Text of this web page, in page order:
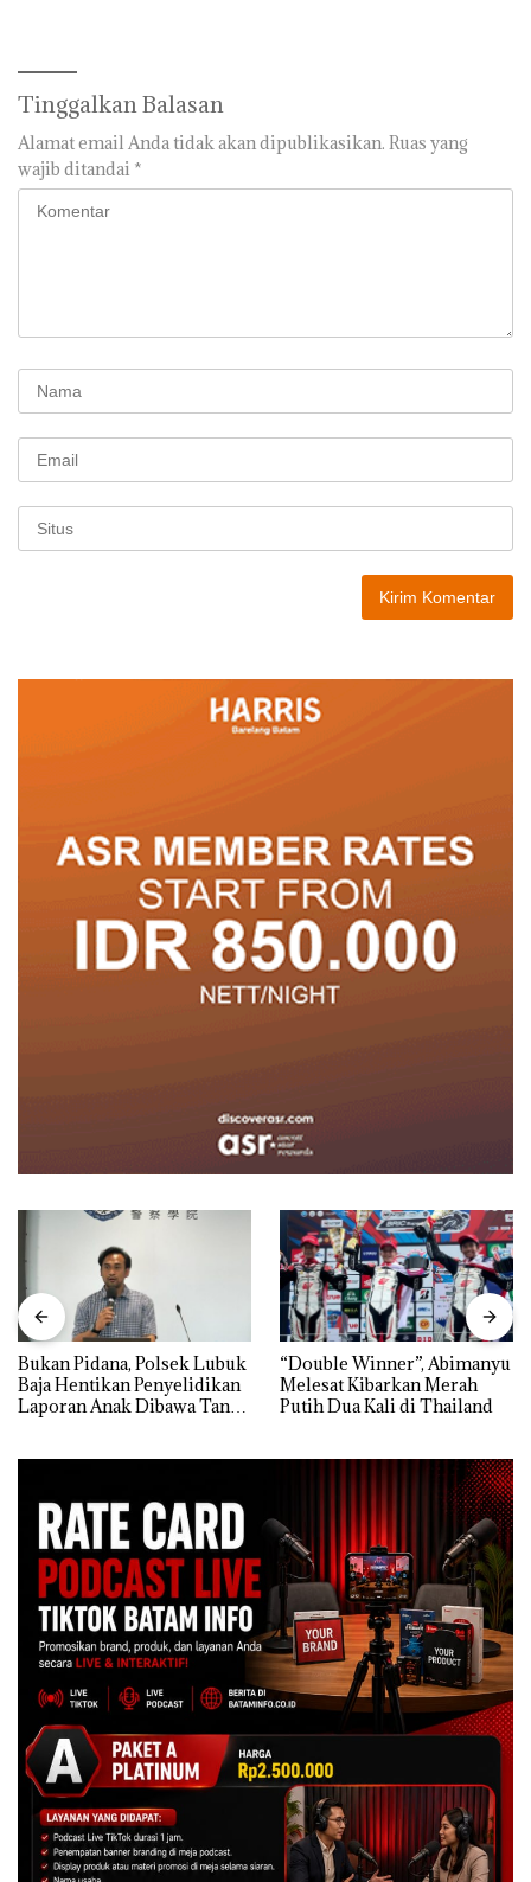
Tinggalkan Balasan
Alamat email Anda tidak akan dipublikasikan. Ruas yang
wajib ditandai *
Bukan Pidana, Polsek Lubuk
Baja Hentikan Penyelidikan
Laporan Anak Dibawa Tanpa
“Double Winner”, Abimanyu
Melesat Kibarkan Merah
Putih Dua Kali di Thailand